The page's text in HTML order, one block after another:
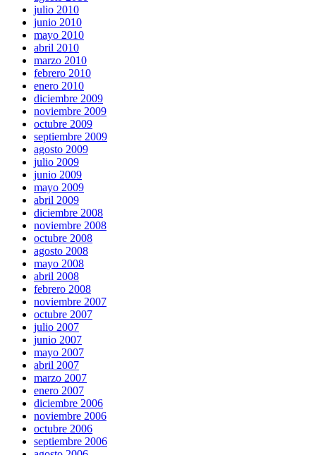
julio 2010
junio 2010
mayo 2010
abril 2010
marzo 2010
febrero 2010
enero 2010
diciembre 2009
noviembre 2009
octubre 2009
septiembre 2009
agosto 2009
julio 2009
junio 2009
mayo 2009
abril 2009
diciembre 2008
noviembre 2008
octubre 2008
agosto 2008
mayo 2008
abril 2008
febrero 2008
noviembre 2007
octubre 2007
julio 2007
junio 2007
mayo 2007
abril 2007
marzo 2007
enero 2007
diciembre 2006
noviembre 2006
octubre 2006
septiembre 2006